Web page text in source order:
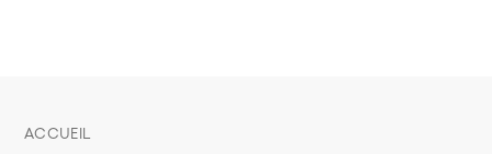
ACCUEIL